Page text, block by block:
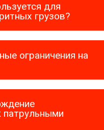
для
грузов?
ограничения на
патрульными